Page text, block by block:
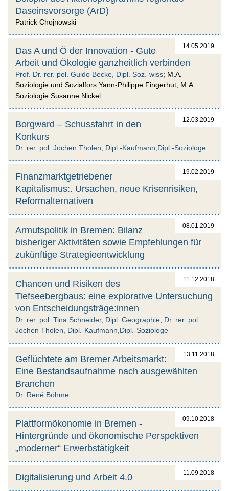
Daseinsvorsorge (ArD)
Patrick Chojnowski
14.05.2019
Das A und Ö der Innovation - Gute
Arbeit und Ökologie ganzheitlich verbinden
Prof. Dr. rer. pol. Guido Becke, Dipl. Soz.-wiss; M.A.
Soziologie und Sozialfors Yann-Philippe Fingerhut; M.A.
Soziologie Susanne Nickel
12.03.2019
Borgward – Schussfahrt in den
Konkurs
Dr. rer. pol. Jochen Tholen, Dipl.-Kaufmann,Dipl.-Soziologe
19.02.2019
Finanzmarktgetriebener
Kapitalismus:. Ursachen, neue Krisenrisiken,
Reformalternativen
08.01.2019
Armutspolitik in Bremen: Bilanz
bisheriger Aktivitäten sowie Empfehlungen für
zukünftige Strategieentwicklung
11.12.2018
Chancen und Risiken des
Tiefseebergbaus: eine explorative Untersuchung
von Entscheidungsträge:innen
Dr. rer. pol. Tina Schneider, Dipl. Geographie; Dr. rer. pol.
Jochen Tholen, Dipl.-Kaufmann,Dipl.-Soziologe
13.11.2018
Geflüchtete am Bremer Arbeitsmarkt:
Eine Bestandsaufnahme nach ausgewählten
Branchen
Dr. René Böhme
09.10.2018
Plattformökonomie in Bremen -
Hintergründe und ökonomische Perspektiven
„moderner“ Erwerbstätigkeit
11.09.2018
Digitalisierung und Arbeit 4.0